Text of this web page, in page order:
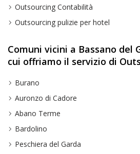
Outsourcing Contabilità
Outsourcing pulizie per hotel
Comuni vicini a Bassano del
cui offriamo il servizio di
Burano
Auronzo di Cadore
Abano Terme
Bardolino
Peschiera del Garda